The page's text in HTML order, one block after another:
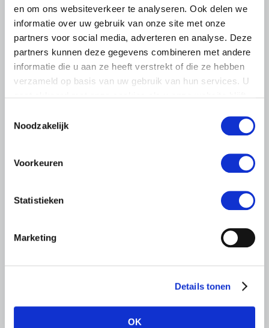
en om ons websiteverkeer te analyseren. Ook delen we
informatie over uw gebruik van onze site met onze
partners voor social media, adverteren en analyse. Deze
partners kunnen deze gegevens combineren met andere
informatie die u aan ze heeft verstrekt of die ze hebben
verzameld op basis van uw gebruik van hun services. U
Noodzakelijk
Voorkeuren
Statistieken
Marketing
Details tonen
OK
Op 5 mei start het kabinet met het proces om tot een
vakgroepen van LTO en sectororganisaties KAVB, NFO,